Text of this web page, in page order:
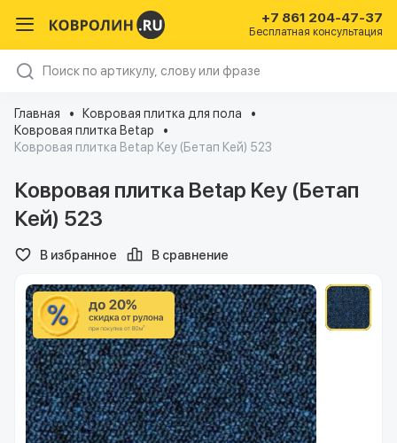
+7 861 204-47-37
Бесплатная консультация
Главная
Ковровая плитка для пола
Ковровая плитка Betap
Ковровая плитка Betap Key (Бетап Кей) 523
Ковровая плитка Betap Key (Бетап
Кей) 523
В избранное В сравнение